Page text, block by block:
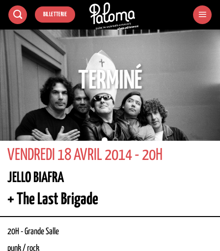
Passer
contenu
BILLETTERIE
TERMINÉ
VENDREDI 18 AVRIL 2014 - 20H
JELLO BIAFRA
+ The Last Brigade
20H -Grande Salle
punk / rock